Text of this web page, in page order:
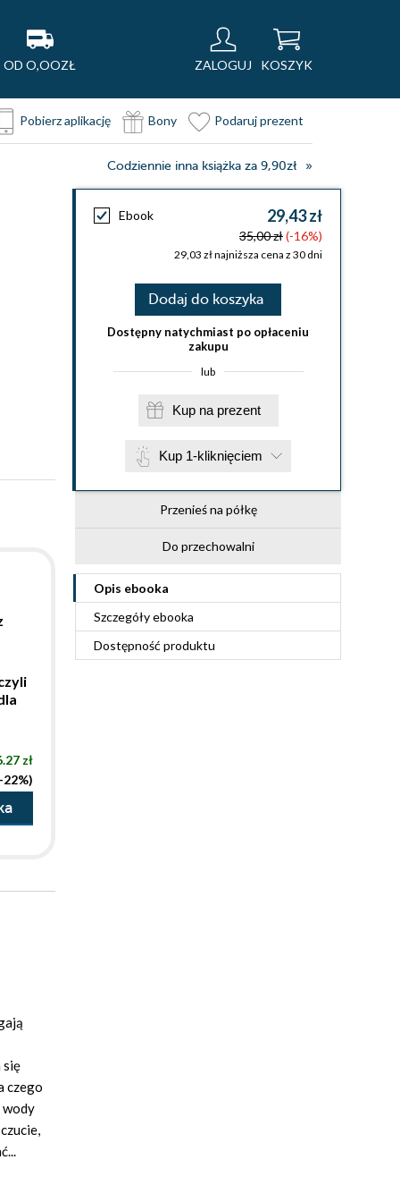
OD O,OOZŁ ZALOGUJ KOSZYK
Pobierz aplikację Bony Podaruj prezent
Codziennie inna książka za 9,90zł
Ebook 29,43 zł
35,00 zł(-16%)
29,03 zł najniższa cena z 30 dni
Dodaj do koszyka
Dostępny natychmiast po opłaceniu
zakupu
lub
Kup na prezent
Kup 1-kliknięciem
Przenieś na półkę
Do przechowalni
Opis ebooka
Szczegółyebooka
Dostępność produktu
zł
22%)
się
czego
wody